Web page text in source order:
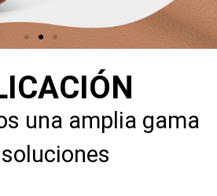
una amplia gama